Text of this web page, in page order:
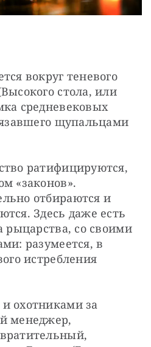
вокруг теневого
стола, или
средневековых
щупальцами
ратифицируются,
«законов».
отбираются и
Здесь даже есть
рыцарства, со своими
разумеется, в
истребления
охотниками за
менеджер,